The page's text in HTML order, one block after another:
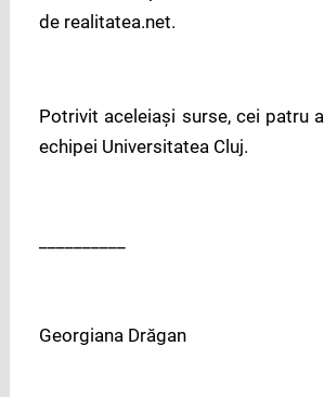
de realitatea.net.
Potrivit aceleiaşi surse, cei patru
echipei Universitatea Cluj.
Georgiana Drăgan